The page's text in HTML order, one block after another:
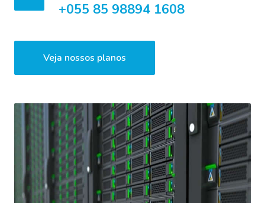
+055 85 98894 1608
Veja nossos planos